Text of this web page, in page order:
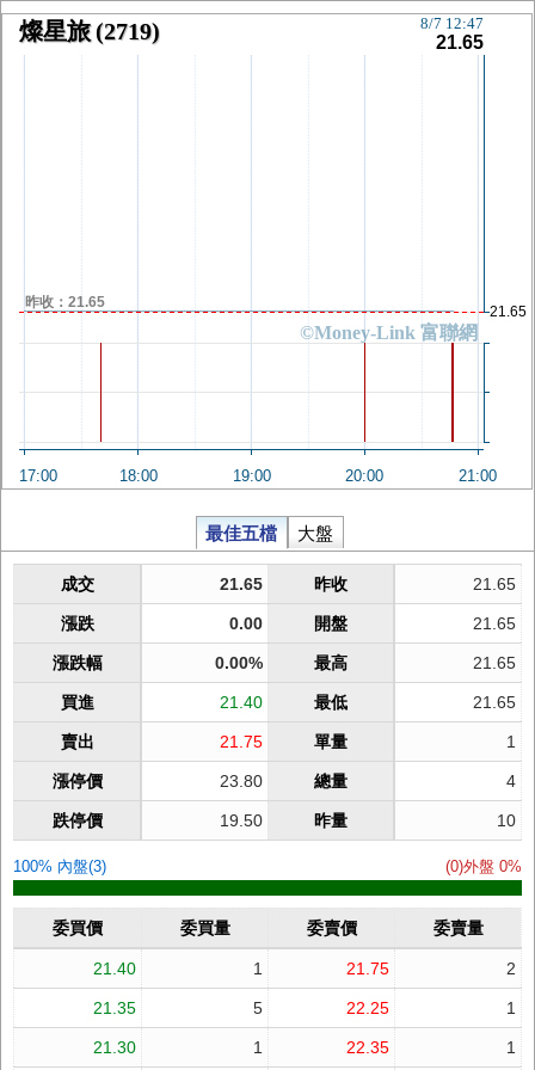
燦星旅(2719)
©Money-Link 富聯網
8/7 12:47
21.65
昨收：21.65
17:00 18:00 19:00 20:00 21:00
21.65
最佳五檔 大盤
成交 21.65 昨收 21.65
漲跌 0.00 開盤 21.65
漲跌幅 0.00% 最高 21.65
買進 21.40 最低 21.65
賣出 21.75 單量 1
漲停價 23.80 總量 4
跌停價 19.50 昨量 10
100% 內盤(3) (0)外盤 0%
委買價 委買量 委賣價 委賣量
21.40 1 21.75 2
21.35 5 22.25 1
21.30 1 22.35 1